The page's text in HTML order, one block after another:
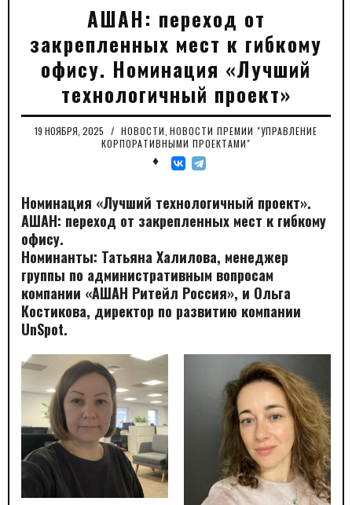
АШАН: переход от
закрепленных мест к гибкому
офису. Номинация «Лучший
технологичный проект»
19 НОЯБРЯ, 2025 / НОВОСТИ НОВОСТИ ПРЕМИИ "УПРАВЛЕНИЕ
КОРПОРАТИВНЫМИ ПРОЕКТАМИ"
♦
Номинация «Лучший технологичный проект».
АШАН: переход от закрепленных мест к гибкому
офису.
Номинанты: Татьяна Халилова, менеджер
группы по административным вопросам
компании «АШАН Ритейл Россия», и Ольга
Костикова, директор по развитию компании
UnSpot.